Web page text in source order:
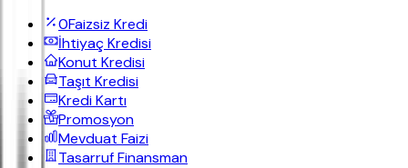
0Faizsiz Kredi
İhtiyaç Kredisi
Konut Kredisi
Taşıt Kredisi
Kredi Kartı
Promosyon
Mevduat Faizi
Tasarruf Finansman